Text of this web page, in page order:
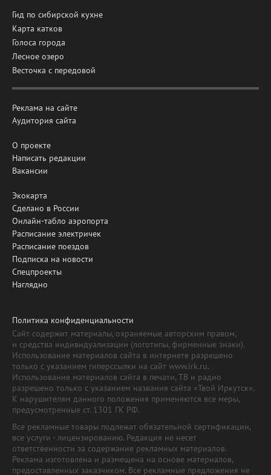
Гид по сибирской кухне
Карта катков
Голоса города
Лесное озеро
Весточка с передовой
Реклама на сайте
Аудитория сайта
О проекте
Написать редакции
Вакансии
Экокарта
Сделано в России
Онлайн-табло аэропорта
Расписание электричек
Расписание поездов
Подписка на новости
Спецпроекты
Наглядно
Политика конфиденциальности
Сайт содержит материалы, охраняемые авторским правом,
и средства индивидуализации (логотипы, фирменные знаки).
Использование материалов сайта в интернете разрешено
только с указанием гиперссылки на сайт www.irk.ru.
Использование материалов сайта в печати, ТВ и радио
разрешено только с указанием названия сайта «Твой Иркутск».
К нарушителям данного положения применяются все меры,
предусмотренные ст. 1301 ГК РФ.
Все рекламные товары подлежат обязательной сертификации,
все услуги - лицензированию. Редакция не несет
ответственности за содержание рекламных материалов.
Реклама изготовлена и размещена на основе материалов,
предоставленных заказчиком. Все рекламные предложения не